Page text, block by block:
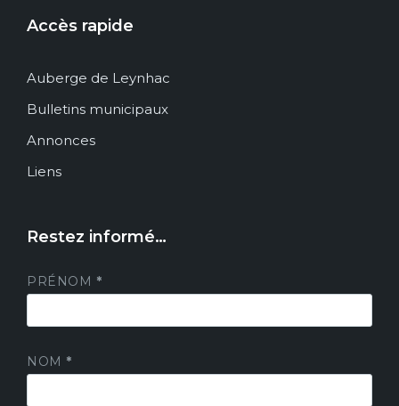
Accès rapide
Auberge de Leynhac
Bulletins municipaux
Annonces
Liens
Restez informé…
PRÉNOM *
NOM *